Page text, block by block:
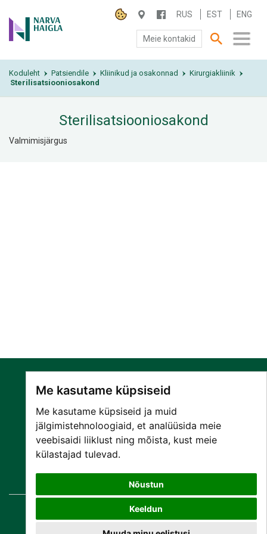
Me kasutame küpsiseid
Me kasutame küpsiseid ja muid
jälgimistehnoloogiaid, et analüüsida meie
veebisaidi liiklust ning mõista, kust meie
külastajad tulevad.
Nõustun
Keeldun
RUS EST ENG
Meie kontakid
SA NARVA HAIGLA
Koduleht Patsiendile Kliinikud ja osakonnad Kirurgiakliinik
Sterilisatsiooniosakond
Sterilisatsiooniosakond
Valmimisjärgus
SA NARVA HAIGLA
© Copyright2026 SA Narva Haigla